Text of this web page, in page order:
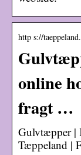
http s://
online
fragt …
Gulvtæpper |
Tæppeland |